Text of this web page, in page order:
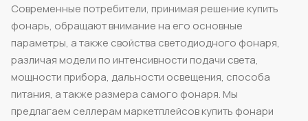
Современные потребители, принимая решение купить
фонарь, обращают внимание на его основные
параметры, а также свойства светодиодного фонаря,
различая модели по интенсивности подачи света,
мощности прибора, дальности освещения, способа
питания, а также размера самого фонаря. Мы
предлагаем селлерам маркетплейсов купить фонари